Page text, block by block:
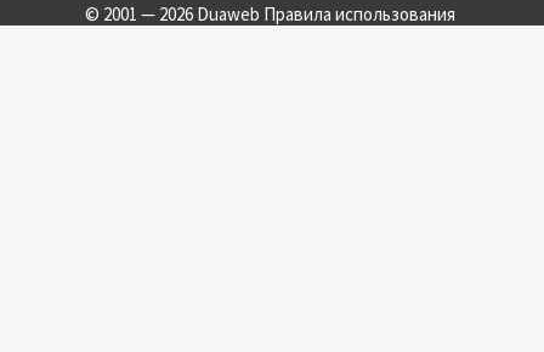
© 2001 — 2026 Duaweb Правила использования